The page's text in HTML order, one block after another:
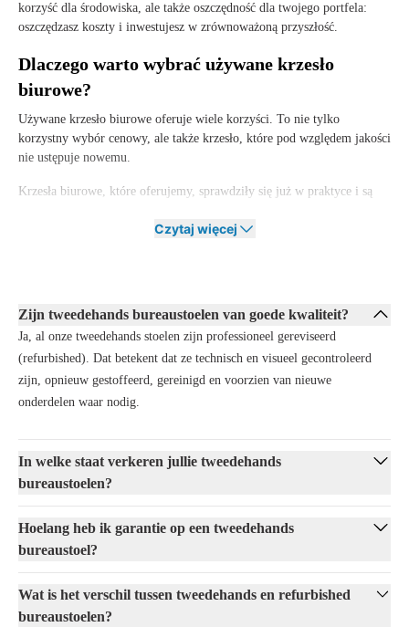
korzyść dla środowiska, ale także oszczędność dla twojego portfela:
oszczędzasz koszty i inwestujesz w zrównoważoną przyszłość.
Dlaczego warto wybrać używane krzesło
biurowe?
Używane krzesło biurowe oferuje wiele korzyści. To nie tylko
korzystny wybór cenowy, ale także krzesło, które pod względem jakości
nie ustępuje nowemu.
Krzesła biurowe, które oferujemy, sprawdziły się już w praktyce i są
martwić się o ukryte wady.
doskonale pasuje do nowoczesnego i zrównoważonego miejsca pracy.
Wysokiej jakości używane krzesła biurowe
W Offeco masz pewność, że kupujesz używane krzesła biurowe
najwyższej jakości. Każde krzesło jest starannie kontrolowane i, jeśli to
Wymianę lub naprawę zużytych lub uszkodzonych części
Dokładne czyszczenie, aby twoje krzesło wyglądało świeżo i jak
wygodnie, a krzesło spełniało aktualne przepisy BHP. Dzięki temu w
Offeco otrzymujesz nie tylko trwałe, ale również wysokiej jakości
krzesło biurowe, z którego będziesz korzystać przez długi czas.
Szeroka oferta używanych krzeseł biurowych
Czytaj więcej
Zijn tweedehands bureaustoelen van goede kwaliteit?
Ja, al onze tweedehands stoelen zijn professioneel gereviseerd
(refurbished). Dat betekent dat ze technisch en visueel gecontroleerd
zijn, opnieuw gestoffeerd, gereinigd en voorzien van nieuwe
onderdelen waar nodig.
In welke staat verkeren jullie tweedehands
bureaustoelen?
Hoelang heb ik garantie op een tweedehands
bureaustoel?
Wat is het verschil tussen tweedehands en refurbished
bureaustoelen?